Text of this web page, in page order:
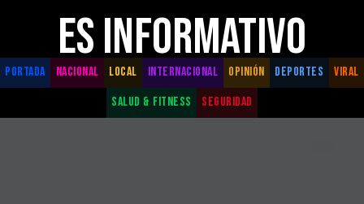
ES INFORMATIVO
PORTADA NACIONAL LOCAL INTERNACIONAL OPINIÓN DEPORTES
VIRAL
SALUD & FITNESS
SEGURIDAD